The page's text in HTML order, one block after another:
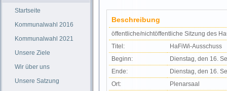
Startseite
Kommunalwahl 2016
Kommunalwahl 2021
Unsere Ziele
Wir über uns
Unsere Satzung
Beschreibung
öffentliche/nichtöffentliche Sitzung des
Titel:
HaFiWi-Ausschuss
Beginn:
Dienstag, den 16.
Ende:
Dienstag, den 16.
Ort:
Plenarsaal